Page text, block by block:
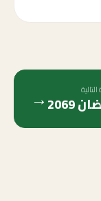
2069
→